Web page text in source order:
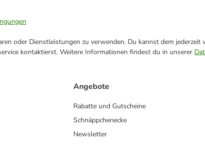
oder Dienstleistungen zu verwenden. Du kannst dem jederzeit
kontaktierst. Weitere Informationen findest du in unserer
Angebote
Rabatte und Gutscheine
Schnäppchenecke
Newsletter